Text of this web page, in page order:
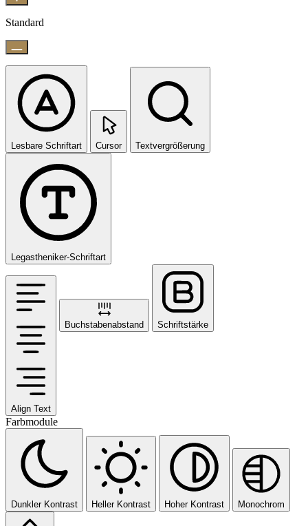
Standard
Lesbare Schriftart Cursor Textvergrößerung
Legastheniker-Schriftart
Align Text
Buchstabenabstand Schriftstärke
Farbmodule
Dunkler Kontrast Heller Kontrast Hoher Kontrast Monochrom